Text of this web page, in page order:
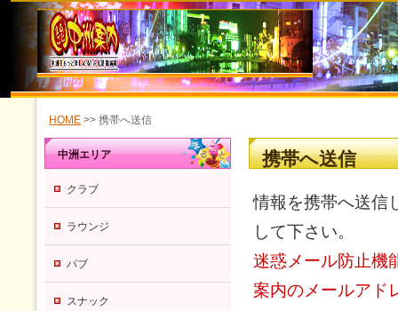
HOME >> 携帯へ送信
携帯へ送信
情報を携帯へ送信
して下さい。
迷惑メール防止機
案内のメールアド
中洲エリア
クラブ
ラウンジ
パブ
スナック